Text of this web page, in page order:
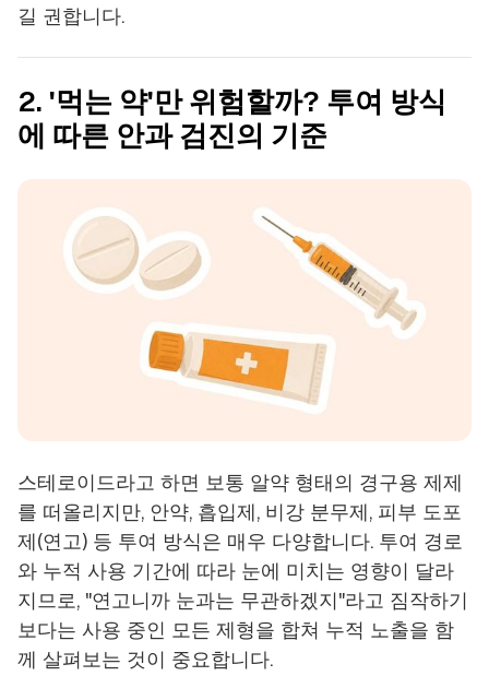
길 권합니다.
2. '먹는 약'만 위험할까? 투여 방식
에 따른 안과 검진의 기준
스테로이드라고 하면 보통 알약 형태의 경구용 제제
를 떠올리지만, 안약, 흡입제, 비강 분무제, 피부 도포
제(연고) 등 투여 방식은 매우 다양합니다. 투여 경로
와 누적 사용 기간에 따라 눈에 미치는 영향이 달라
지므로, "연고니까 눈과는 무관하겠지"라고 짐작하기
보다는 사용 중인 모든 제형을 합쳐 누적 노출을 함
께 살펴보는 것이 중요합니다.